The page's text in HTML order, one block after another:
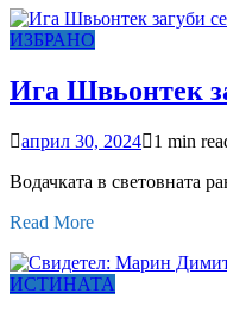
ИЗБРАНО
Ига Швьонтек
април 30, 2024 1 min
Водачката в световната
Read More
ИСТИНАТА